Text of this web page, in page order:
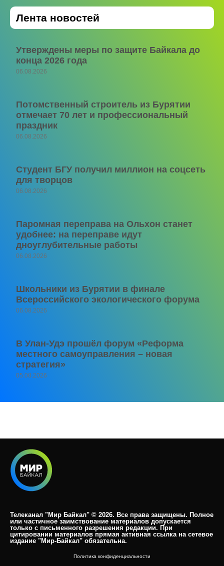
Лента новостей
Утверждены меры по защите Байкала до
конца 2026 года
06.08.2026
Потомственный строитель из Бурятии
отмечает 70 лет и профессиональный
праздник
06.08.2026
Студент БГУ получил миллион на соцсеть
для творцов
06.08.2026
Паромная переправа на Ольхон станет
удобнее: на переправе идут
дноуглубительные работы
06.08.2026
Школьники из Бурятии в финале
Всероссийского экологического форума
06.08.2026
В Улан-Удэ прошёл форум «Реформа
местного самоуправления – новая
стратегия»
05.08.2026
Телеканал "Мир Байкал" © 2026. Все права защищены. Полное
или частичное заимствование материалов допускается
только с письменного разрешения редакции. При
цитировании материалов прямая активная ссылка на сетевое
издание "Мир-Байкал" обязательна.​
Политика конфиденциальности